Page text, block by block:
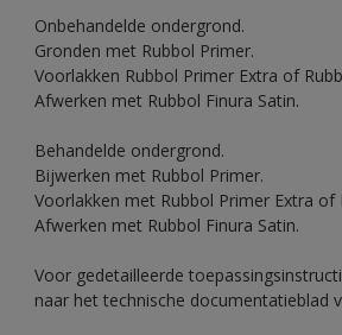
Onbehandelde ondergrond.
Gronden met Rubbol Primer.
Voorlakken Rubbol Primer Extra of
Afwerken met Rubbol Finura Satin.
Behandelde ondergrond.
Bijwerken met Rubbol Primer.
Voorlakken met Rubbol Primer Extra of
Afwerken met Rubbol Finura Satin.
Voor gedetailleerde
naar het technische documentatieblad